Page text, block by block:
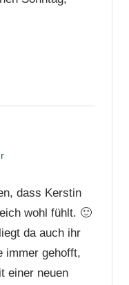
dass Kerstin
wohl fühlt. 🙂
da auch ihr
immer gehofft,
einer neuen